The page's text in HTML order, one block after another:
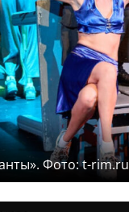
Фото: t-rim.ru